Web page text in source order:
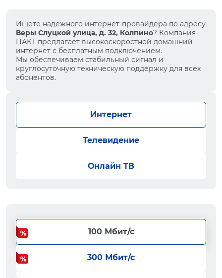
Ищете надежного интернет-провайдера по адресу
Веры Слуцкой улица, д. 32, Колпино? Компания
ПАКТ предлагает высокоскоростной домашний
интернет с бесплатным подключением.
Мы обеспечиваем стабильный сигнал и
круглосуточную техническую поддержку для всех
абонентов.
Интернет
Телевидение
Онлайн ТВ
100 Мбит/с
300 Мбит/с